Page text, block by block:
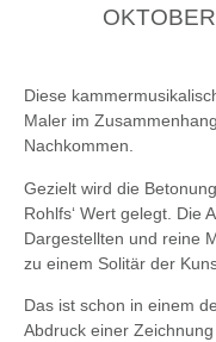
Diese
Maler im
Nachkommen.
Gezielt wird die
Rohlfs‘ Wert gelegt. Die
Dargestellten und reine
zu einem Solitär der
Das ist schon in einem
Abdruck einer